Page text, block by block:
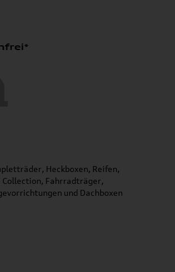
Heckboxen, Reifen,
Fahrradträger,
und Dachboxen